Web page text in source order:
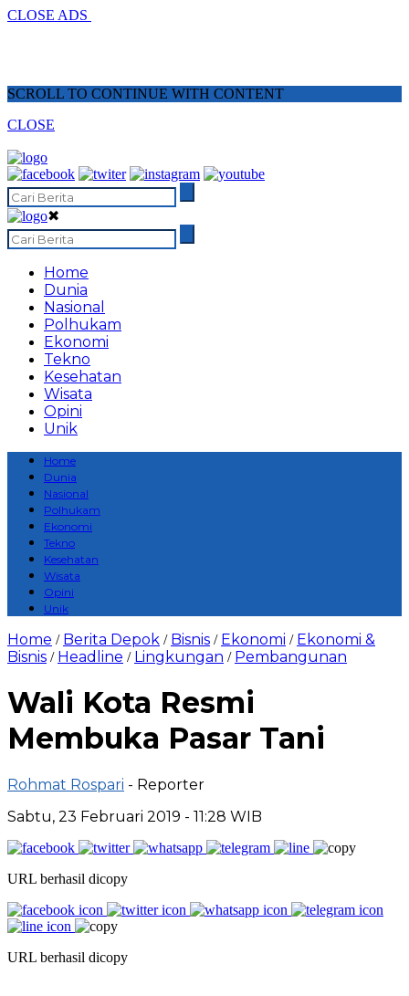
CLOSE ADS
SCROLL TO CONTINUE WITH CONTENT
CLOSE
✖
Home
Dunia
Nasional
Polhukam
Ekonomi
Tekno
Kesehatan
Wisata
Opini
Unik
Home
Dunia
Nasional
Polhukam
Ekonomi
Tekno
Kesehatan
Wisata
Opini
Unik
Home / Berita Depok / Bisnis / Ekonomi / Ekonomi &
Bisnis / Headline / Lingkungan / Pembangunan
Wali Kota Resmi
Membuka Pasar Tani
Rohmat Rospari - Reporter
Sabtu, 23 Februari 2019 - 11:28 WIB
URL berhasil dicopy
URL berhasil dicopy